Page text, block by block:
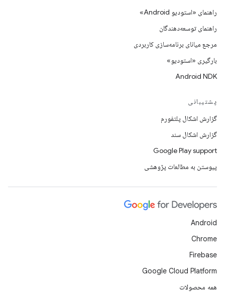
راهنمای «استودیو Android»
راهنمای توسعه‌دهندگان
مرجع میانای برنامه‌سازی کاربردی
بارگیری «استودیو»
Android NDK
پشتیبانی
گزارش اشکال پلتفورم
گزارش اشکال سند
Google Play support
پیوستن به مطالعات پژوهشی
Android
Chrome
Firebase
Google Cloud Platform
همه محصولات